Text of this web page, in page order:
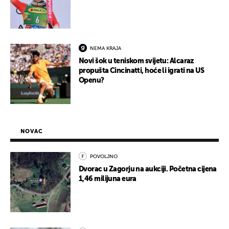
NEMA KRAJA
Novi šok u teniskom svijetu: Alcaraz
propušta Cincinatti, hoće li igrati na US
Openu?
NOVAC
POVOLJNO
Dvorac u Zagorju na aukciji. Početna cijena
1,46 milijuna eura